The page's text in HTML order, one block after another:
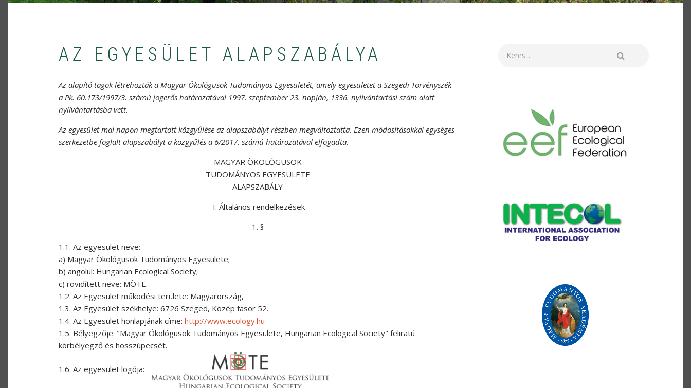
AZ EGYESÜLET ALAPSZABÁLYA
Az alapító tagok létrehozták a Magyar Ökológusok Tudományos Egyesületét, amely egyesületet a Szegedi Törvényszék
a Pk. 60.173/1997/3. számú jogerős határozatával 1997. szeptember 23. napján, 1336. nyilvántartási szám alatt
nyilvántartásba vett.
Az egyesület mai napon megtartott közgyűlése az alapszabályt részben megváltoztatta. Ezen módosításokkal egységes
szerkezetbe foglalt alapszabályt a közgyűlés a 6/2017. számú határozatával elfogadta.
MAGYAR ÖKOLÓGUSOK
TUDOMÁNYOS EGYESÜLETE
ALAPSZABÁLY
I. Általános rendelkezések
1. §
1.1. Az egyesület neve:
a) Magyar Ökológusok Tudományos Egyesülete;
b) angolul: Hungarian Ecological Society;
c) rövidített neve: MÖTE.
1.2. Az Egyesület működési területe: Magyarország,
1.3. Az Egyesület székhelye: 6726 Szeged, Közép fasor 52.
1.4. Az Egyesület honlapjának címe: http://www.ecology.hu
1.5. Bélyegzője: "Magyar Ökológusok Tudományos Egyesülete, Hungarian Ecological Society" feliratú
körbélyegző és hosszúpecsét.
1.6. Az egyesület logója: